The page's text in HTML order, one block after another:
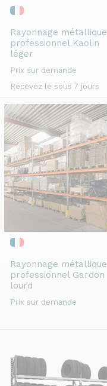
Rayonnage métallique
professionnelKaolin
léger
Prix sur demande
Recevez le sous 7 jours
Rayonnage métallique
professionnelGardon
lourd
Prix sur demande